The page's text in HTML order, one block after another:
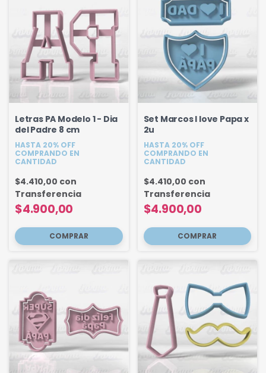
Letras PA Modelo 1 - Dia
del Padre 8 cm
HASTA 20% OFF
COMPRANDO EN
CANTIDAD
$4.900,00
$4.410,00 con
Transferencia
Set Marcos I love Papa x
2u
HASTA 20% OFF
COMPRANDO EN
CANTIDAD
$4.900,00
$4.410,00 con
Transferencia